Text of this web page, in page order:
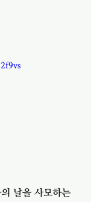
날을 사모하는